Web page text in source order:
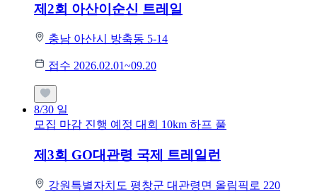
제2회 아산이순신 트레일
충남 아산시 방축동 5-14
접수 2026.02.01~09.20
8/30 일
모집 마감 진행 예정 대회 10km 하프 풀
제3회 GO대관령 국제 트레일런
강원특별자치도 평창군 대관령면 올림픽로 220